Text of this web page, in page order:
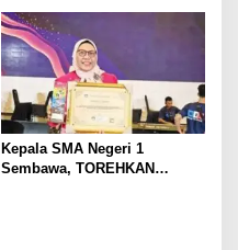
Kepala SMA Negeri 1
Sembawa, TOREHKAN